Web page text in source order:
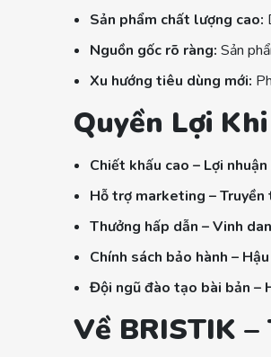
Sản phẩm chất lượng cao:
Nguồn gốc rõ ràng: Sản
Xu hướng tiêu dùng mới:
Quyền Lợi
Chiết khấu cao – Lợi
Hỗ trợ marketing – Truyền
Thưởng hấp dẫn – Vinh
Chính sách bảo hành –
Đội ngũ đào tạo bài bản –
Về BRISTIK